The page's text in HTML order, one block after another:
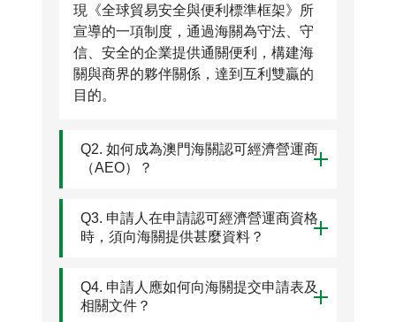
現《全球貿易安全與便利標準框架》所
宣導的一項制度，通過海關為守法、守
信、安全的企業提供通關便利，構建海
關與商界的夥伴關係，達到互利雙贏的
目的。
Q2. 如何成為澳門海關認可經濟營運商
（AEO）？
Q3. 申請人在申請認可經濟營運商資格
時，須向海關提供甚麼資料？
Q4. 申請人應如何向海關提交申請表及
相關文件？